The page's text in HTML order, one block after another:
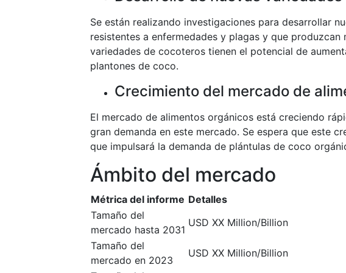
Se están realizando investigaciones para desarrollar
resistentes a enfermedades y plagas y que produzcan
variedades de cocoteros tienen el potencial de
plantones de coco.
Crecimiento del mercado de
El mercado de alimentos orgánicos está creciendo
gran demanda en este mercado. Se espera que este
que impulsará la demanda de plántulas de coco
Ámbito del mercado
Métrica del informe Detalles
Tamaño del
mercado hasta 2031
USD XX Million/Billion
Tamaño del
mercado en 2023
USD XX Million/Billion